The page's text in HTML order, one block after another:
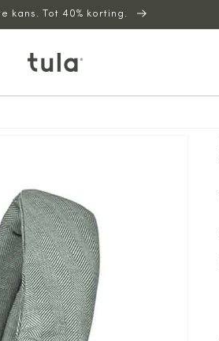
kans. Tot 40% korting.